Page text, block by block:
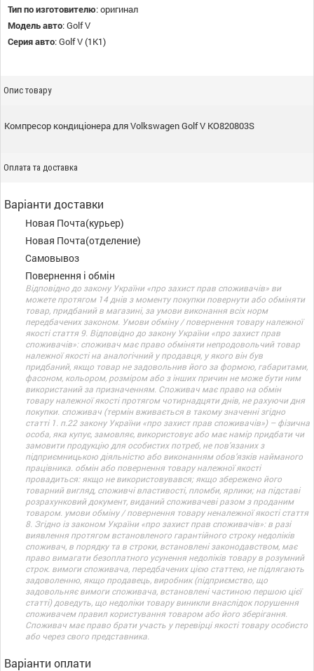
Тип по изготовителю:оригинал
Модель авто:Golf V
Серия авто:Golf V (1K1)
Опис товару
Компресор кондиціонера для Volkswagen Golf V KO820803S
Оплата та доставка
Варіанти доставки
Новая Почта(курьер)
Новая Почта(отделение)
Самовывоз
Повернення і обмін
Відповідно до закону України «про захист прав споживачів» ви
можете протягом 14 днів з моменту покупки повернути або обміняти
товар, придбаний в магазині, за умови виконання всіх норм
передбачених законом. Умови обміну / повернення товару належної
якості стаття 9. Відповідно до закону України «про захист прав
споживачів»: споживач має право обміняти непродовольчий товар
належної якості на аналогічний у продавця, у якого він був
придбаний, якщо товар не задовольнив його за формою, габаритами,
фасоном, кольором, розміром або з інших причин не може бути ним
використаний за призначенням. Споживач має право на обмін
товару належної якості протягом чотирнадцяти днів, не рахуючи дня
покупки. споживач (термін вживається в такому значенні згідно
статті 1. п.22 закону України «про захист прав споживачів») – фізична
особа, яка купує, замовляє, використовує або має намір придбати чи
замовити продукцію для особистих потреб, не пов’язаних з
підприємницькою діяльністю або виконанням обов’язків найманого
працівника. обмін або повернення товару належної якості
провадиться: якщо не використовувався; якщо збережено його
товарний вигляд, споживчі властивості, пломби, ярлики; на підставі
розрахунковий документ, виданий споживачеві разом з проданим
товаром. умови обміну / повернення товару неналежної якості стаття
8. Згідно із законом України «про захист прав споживачів»: в разі
виявлення протягом встановленого гарантійного строку недоліків
споживач, в порядку та в строки, встановлені законодавством, має
право вимагати безоплатного усунення недоліків товару в розумний
строк. вимоги споживача, передбачених цією статтею, не підлягають
задоволенню, якщо продавець, виробник (підприємство, що
задовольняє вимоги споживача, встановлені частиною першою цієї
статті) доведуть, що недоліки товару виникли внаслідок порушення
споживачем правил користування товаром або його зберігання.
Споживач має право брати участь у перевірці якості товару особисто
або через свого представника.
Варіанти оплати